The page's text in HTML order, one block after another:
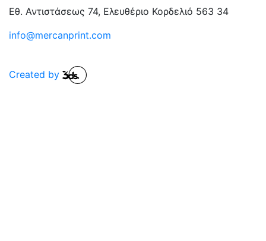
Εθ. Αντιστάσεως 74, Ελευθέριο Κορδελιό 563 34
info@mercanprint.com
Created by